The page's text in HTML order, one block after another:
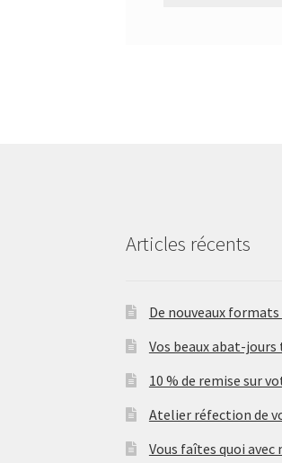
Articles récents
De nouveaux
Vos beaux abat-
10 % de remise sur
Atelier réfection de
Vous faîtes quoi avec